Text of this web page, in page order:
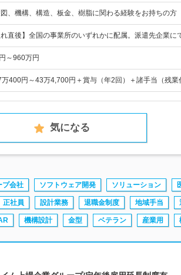
、機構、構造、板金、樹脂に関わる経験をお持ちの方
れ直後】全国の事業所のいずれかに配属。派遣先企業
～960万円
万400円～43万4,700円＋賞与（年2回）＋諸手当（残
気になる
プ会社 ソフトウェア開発 ソリューション
正社員 設計業務 退職金制度 地域手当
機構設計 金型 ベテラン 産業用